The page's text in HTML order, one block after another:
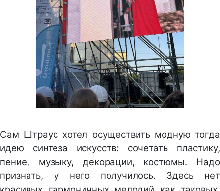
Сам Штраус хотел осуществить модную тогда
идею синтеза искусств: сочетать пластику,
пение, музыку, декорации, костюмы. Надо
признать, у него получилось. Здесь нет